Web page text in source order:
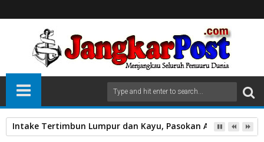
Intake Tertimbun Lumpur dan Kayu, Pasokan Air Bersih di